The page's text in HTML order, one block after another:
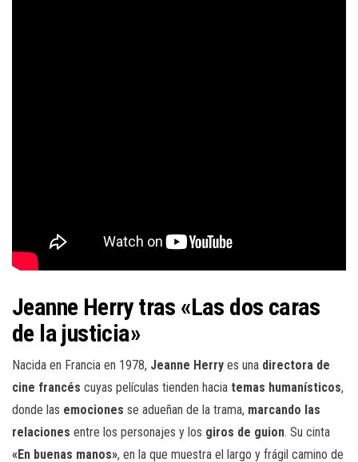
Jeanne Herry tras «Las dos caras
de la justicia»
Nacida en Francia en 1978, Jeanne Herry es una directora de
cine francés cuyas películas tienden hacia temas humanísticos,
donde las emociones se adueñan de la trama, marcando las
relaciones entre los personajes y los giros de guion. Su cinta
«En buenas manos», en la que muestra el largo y frágil camino de